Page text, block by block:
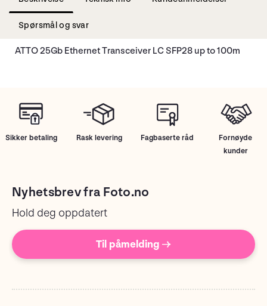
Spørsmål og svar
ATTO 25Gb Ethernet Transceiver LC SFP28 up to 100m
Sikker betaling Rask levering Fagbaserte råd
Fornøyde
kunder
Nyhetsbrev fra Foto.no
Hold deg oppdatert
Til påmelding →